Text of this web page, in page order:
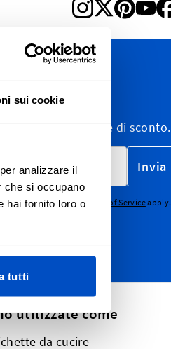
sui cookie
analizzare il
che si occupano
hai fornito loro o
tutti
mail di marketing e di sconto.
Invia
Privacy PolicyandTerms of Serviceapply.
utilizzate come
da cucire